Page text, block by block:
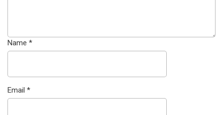
Name *
Email *